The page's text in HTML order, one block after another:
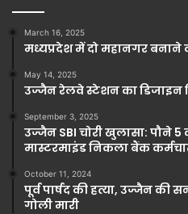
March 16, 2025
मध्यप्रदेश में दो महानगर बनाने
May 14, 2025
उज्जैन रेलवे स्टेशन का डिजाइन
September 3, 2025
उज्जैन SBI चोरी खुलासा: पौने 5
मास्टरमाइंड निकला बैंक
October 11, 2024
पूर्व पार्षद की हत्या, उज्जैन
गोली मारी